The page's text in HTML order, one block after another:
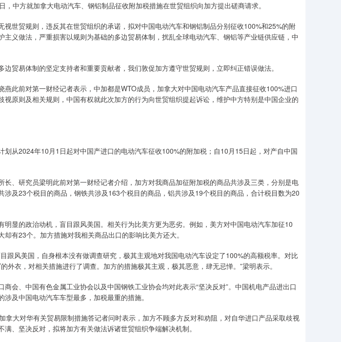
中方就加拿大电动汽车、钢铝制品征收附加税措施在世贸组织向加方提出磋商请求。
世贸规则，违反其在世贸组织的承诺，拟对中国电动汽车和钢铝制品分别征收100%和25%的附
主义做法，严重损害以规则为基础的多边贸易体制，扰乱全球电动汽车、钢铝等产业链供应链，中
贸易体制的坚定支持者和重要贡献者，我们敦促加方遵守世贸规则，立即纠正错误做法。
此前对第一财经记者表示，中加都是WTO成员，加拿大对中国电动汽车产品直接征收100%进口
视原则及相关规则，中国有权就此次加方的行为向世贸组织提起诉讼，维护中方特别是中国企业的
从2024年10月1日起对中国产进口的电动汽车征收100%的附加税；自10月15日起，对产自中国
、研究员梁明此前对第一财经记者介绍，加方对我商品加征附加税的商品共涉及三类，分别是电
涉及23个税目的商品，钢铁共涉及163个税目的商品，铝共涉及19个税目的商品，合计税目数为20
显的政治动机，盲目跟风美国。相关行为比美方更为恶劣。例如，美方对中国电动汽车加征10
有23个。加方措施对我相关商品出口的影响比美方还大。
风美国，自身根本没有做调查研究，极其主观地对我国电动汽车设定了100%的高额税率。对比
外衣，对相关措施进行了调查。加方的措施极其主观，极其恶意，肆无忌惮。”梁明表示。
会、中国有色金属工业协会以及中国钢铁工业协会均对此表示“坚决反对”。中国机电产品进出口
及中国电动汽车车型最多，加税最重的措施。
大对华有关贸易限制措施答记者问时表示，加方不顾多方反对和劝阻，对自华进口产品采取歧视
、坚决反对，拟将加方有关做法诉诸世贸组织争端解决机制。